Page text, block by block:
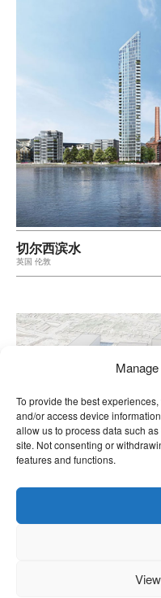
To provide the best
and/or access device
allow us to process data such
site. Not consenting or
features and functions.
切尔西滨水
英国 伦敦